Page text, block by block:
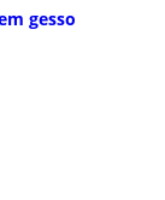
gesso